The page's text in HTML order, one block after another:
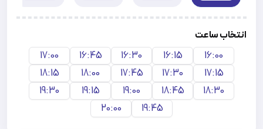
انتخاب ساعت
16:00
16:15
16:30
16:45
17:00
17:15
17:30
17:45
18:00
18:15
18:30
18:45
19:00
19:15
19:30
19:45
20:00